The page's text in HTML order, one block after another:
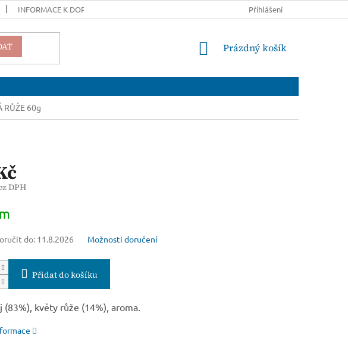
INFORMACE K DOPRAVĚ A PLATBĚ PODMÍNKY
Přihlášení
NÁKUPNÍ
Prázdný košík
RŮŽE 60g
DPH
do: 11.8.2026 Možnosti doručení
Přidat do košíku
(83%), květy růže (14%), aroma.